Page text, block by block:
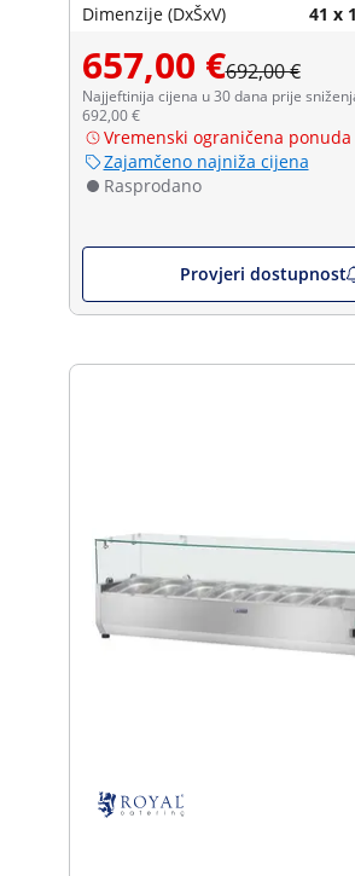
Dimenzije (DxŠxV) 41 x
657,00 €692,00 €
Najjeftinija cijena u 30 dana prije
692,00 €
Vremenski ograničena ponuda
Zajamčeno najniža cijena
Rasprodano
Provjeri dostupnost